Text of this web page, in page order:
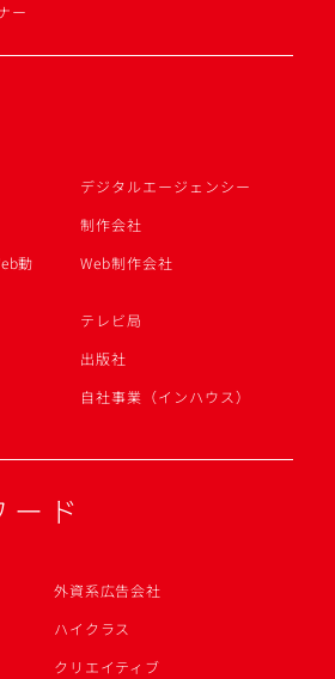
ー
デジタルエージェンシー
制作会社
動
Web制作会社
テレビ局
出版社
自社事業（インハウス）
ド
外資系広告会社
ハイクラス
クリエイティブ